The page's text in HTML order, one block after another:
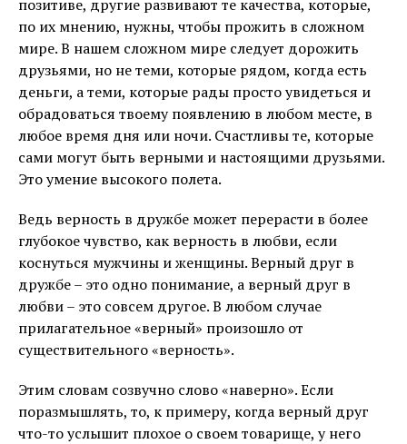
позитиве, другие развивают те качества, которые,
по их мнению, нужны, чтобы прожить в сложном
мире. В нашем сложном мире следует дорожить
друзьями, но не теми, которые рядом, когда есть
деньги, а теми, которые рады просто увидеться и
обрадоваться твоему появлению в любом месте, в
любое время дня или ночи. Счастливы те, которые
сами могут быть верными и настоящими друзьями.
Это умение высокого полета.
Ведь верность в дружбе может перерасти в более
глубокое чувство, как верность в любви, если
коснуться мужчины и женщины. Верный друг в
дружбе – это одно понимание, а верный друг в
любви – это совсем другое. В любом случае
прилагательное «верный» произошло от
существительного «верность».
Этим словам созвучно слово «наверно». Если
поразмышлять, то, к примеру, когда верный друг
что-то услышит плохое о своем товарище, у него